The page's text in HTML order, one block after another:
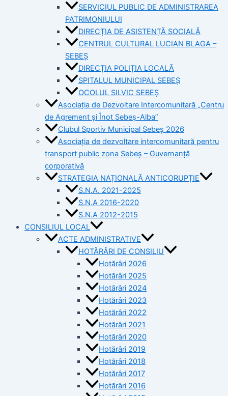
SERVICIUL PUBLIC DE ADMINISTRAREA
PATRIMONIULUI
DIRECȚIA DE ASISTENȚĂ SOCIALĂ
CENTRUL CULTURAL LUCIAN BLAGA –
SEBEȘ
DIRECȚIA POLIȚIA LOCALĂ
SPITALUL MUNICIPAL SEBEȘ
OCOLUL SILVIC SEBEȘ
Asociația de Dezvoltare Intercomunitară „Centru
de Agrement și Înot Sebeș-Alba”
Clubul Sportiv Municipal Sebeș 2026
Asociația de dezvoltare intercomunitară pentru
transport public zona Sebeș – Guvernanță
corporativă
STRATEGIA NAȚIONALĂ ANTICORUPȚIE
S.N.A. 2021-2025
S.N.A 2016-2020
S.N.A 2012-2015
CONSILIUL LOCAL
ACTE ADMINISTRATIVE
HOTĂRÂRI DE CONSILIU
Hotărâri 2026
Hotărâri 2025
Hotărâri 2024
Hotărâri 2023
Hotărâri 2022
Hotărâri 2021
Hotărâri 2020
Hotărâri 2019
Hotărâri 2018
Hotărâri 2017
Hotărâri 2016